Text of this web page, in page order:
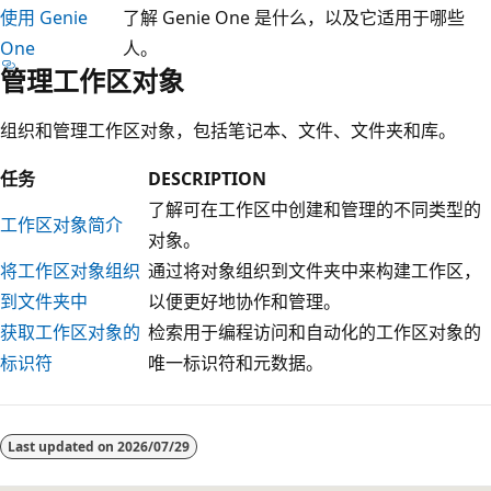
使用 Genie
One
了解 Genie One 是什么，以及它适用于哪些
人。
管理工作区对象
组织和管理工作区对象，包括笔记本、文件、文件夹和库。
任务
DESCRIPTION
工作区对象简介
了解可在工作区中创建和管理的不同类型的
对象。
将工作区对象组织
到文件夹中
通过将对象组织到文件夹中来构建工作区，
以便更好地协作和管理。
获取工作区对象的
标识符
检索用于编程访问和自动化的工作区对象的
唯一标识符和元数据。
模
式
Last updated on 2026/07/29